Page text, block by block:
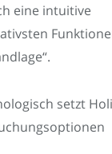
eine intuitive
setzt